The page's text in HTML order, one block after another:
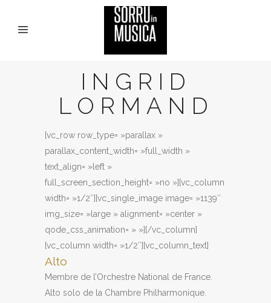
INGRID
LORMAND
[vc_row row_type= »parallax »
parallax_content_width= »full_width »
text_align= »left »
full_screen_section_height= »no »][vc_column
width= »1/2″][vc_single_image image= »1139″
img_size= »large » alignment= »center »
qode_css_animation= » »][/vc_column]
[vc_column width= »1/2″][vc_column_text]
Alto
Membre de l’Orchestre National de France.
Alto solo de la Chambre Philharmonique.